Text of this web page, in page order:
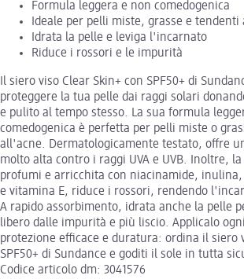
Formula leggera e non comedogenica
Ideale per pelli miste, grasse e tendenti
Idrata la pelle e leviga l'incarnato
Riduce i rossori e le impurità
Il siero viso Clear Skin+ con SPF50+ di
proteggere la tua pelle dai raggi solari
e pulito al tempo stesso. La sua formula
comedogenica è perfetta per pelli miste o
all'acne. Dermatologicamente testato, offre
molto alta contro i raggi UVA e UVB. Inoltre,
profumi e arricchita con niacinamide,
e vitamina E, riduce i rossori, rendendo
A rapido assorbimento, idrata anche la pelle
libero dalle impurità e più liscio. Applicalo
protezione efficace e duratura: ordina il siero
SPF50+ di Sundance e goditi il sole in tutta
Codice articolo dm: 3041576